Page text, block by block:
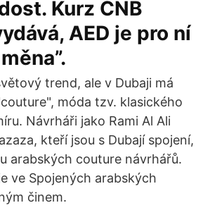
Kurz ČNB
AED je pro ní
trend, ale v Dubaji má
móda tzv. klasického
Návrháři jako Rami Al Ali
kteří jsou s Dubají spojení,
arabských couture návrhářů.
ve Spojených arabských
činem.